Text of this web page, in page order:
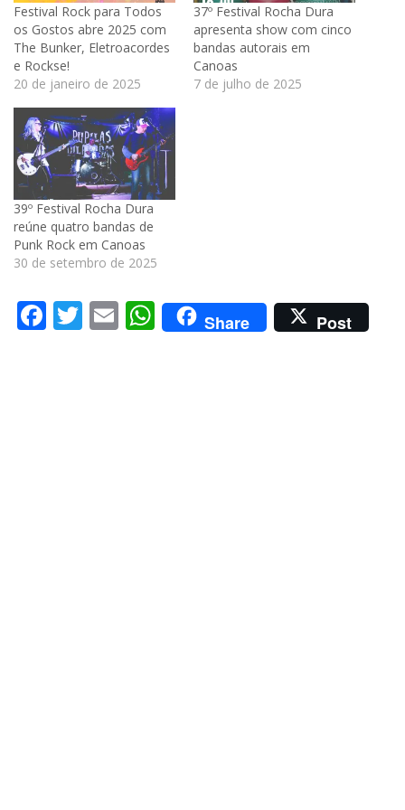
Festival Rock para Todos
os Gostos abre 2025 com
The Bunker, Eletroacordes
e Rockse!
20 de janeiro de 2025
37º Festival Rocha Dura
apresenta show com cinco
bandas autorais em
Canoas
7 de julho de 2025
39º Festival Rocha Dura
reúne quatro bandas de
Punk Rock em Canoas
30 de setembro de 2025
Facebook
Twitter
EmailWhatsApp
Share Post